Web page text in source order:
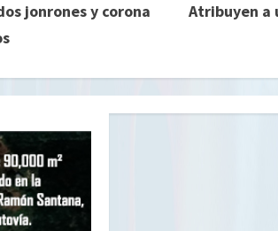
jonrones y corona
Atribuyen a